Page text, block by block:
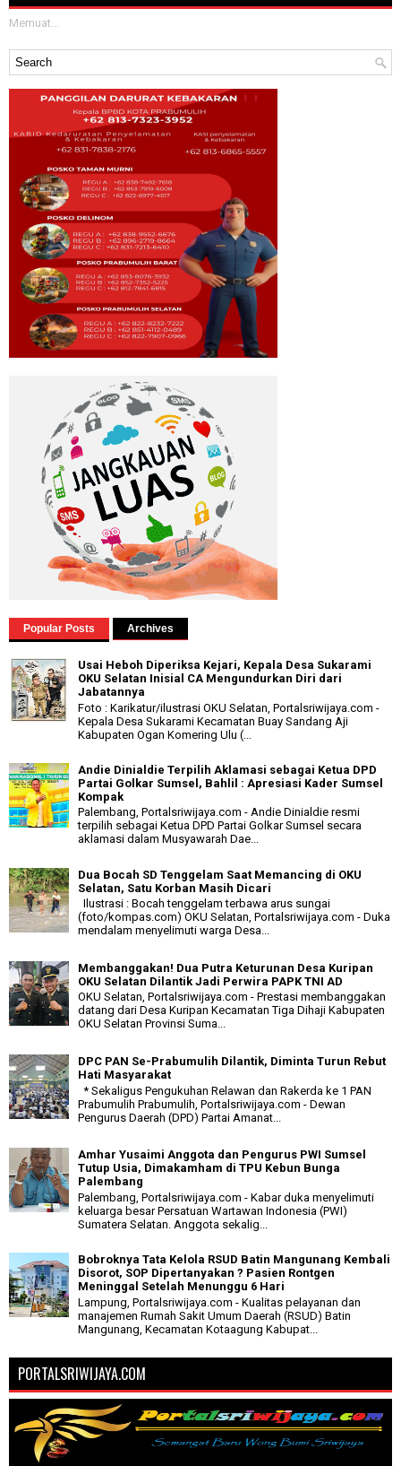
Memuat...
Popular Posts Archives
Usai Heboh Diperiksa Kejari, Kepala Desa Sukarami
OKU Selatan Inisial CA Mengundurkan Diri dari
Jabatannya
Foto : Karikatur/ilustrasi OKU Selatan, Portalsriwijaya.com -
Kepala Desa Sukarami Kecamatan Buay Sandang Aji
Kabupaten Ogan Komering Ulu (...
Andie Dinialdie Terpilih Aklamasi sebagai Ketua DPD
Partai Golkar Sumsel, Bahlil : Apresiasi Kader Sumsel
Kompak
Palembang, Portalsriwijaya.com - Andie Dinialdie resmi
terpilih sebagai Ketua DPD Partai Golkar Sumsel secara
aklamasi dalam Musyawarah Dae...
Dua Bocah SD Tenggelam Saat Memancing di OKU
Selatan, Satu Korban Masih Dicari
Ilustrasi : Bocah tenggelam terbawa arus sungai
(foto/kompas.com) OKU Selatan, Portalsriwijaya.com - Duka
mendalam menyelimuti warga Desa...
Membanggakan! Dua Putra Keturunan Desa Kuripan
OKU Selatan Dilantik Jadi Perwira PAPK TNI AD
OKU Selatan, Portalsriwijaya.com - Prestasi membanggakan
datang dari Desa Kuripan Kecamatan Tiga Dihaji Kabupaten
OKU Selatan Provinsi Suma...
DPC PAN Se-Prabumulih Dilantik, Diminta Turun Rebut
Hati Masyarakat
* Sekaligus Pengukuhan Relawan dan Rakerda ke 1 PAN
Prabumulih Prabumulih, Portalsriwijaya.com - Dewan
Pengurus Daerah (DPD) Partai Amanat...
Amhar Yusaimi Anggota dan Pengurus PWI Sumsel
Tutup Usia, Dimakamham di TPU Kebun Bunga
Palembang
Palembang, Portalsriwijaya.com - Kabar duka menyelimuti
keluarga besar Persatuan Wartawan Indonesia (PWI)
Sumatera Selatan. Anggota sekalig...
Bobroknya Tata Kelola RSUD Batin Mangunang Kembali
Disorot, SOP Dipertanyakan ? Pasien Rontgen
Meninggal Setelah Menunggu 6 Hari
Lampung, Portalsriwijaya.com - Kualitas pelayanan dan
manajemen Rumah Sakit Umum Daerah (RSUD) Batin
Mangunang, Kecamatan Kotaagung Kabupat...
PORTALSRIWIJAYA.COM